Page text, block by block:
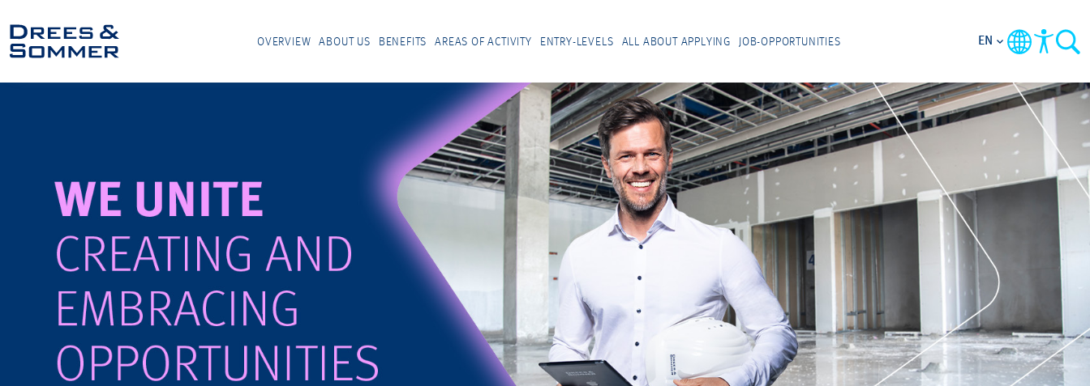
OVERVIEW ABOUT US BENEFITS AREAS OF ACTIVITY ENTRY-LEVELS ALL ABOUT APPLYING JOB-OPPORTUNITIES EN